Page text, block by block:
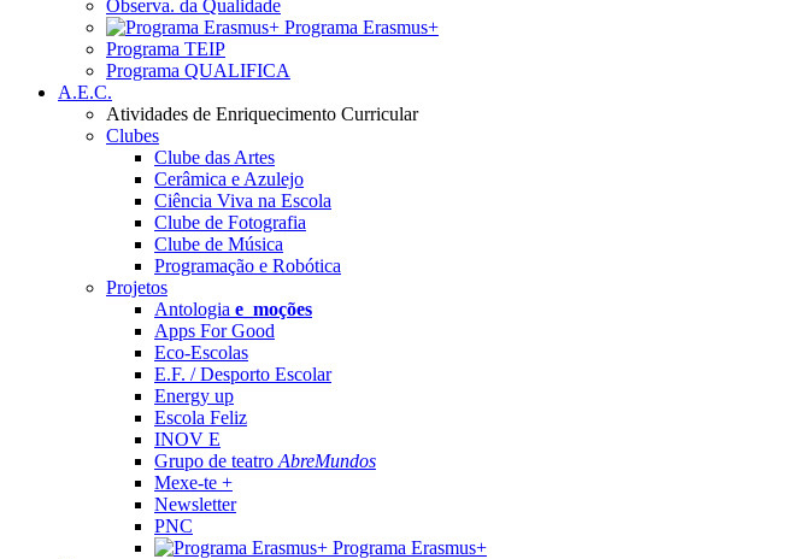
Observa. da Qualidade
Programa Erasmus+
Programa TEIP
Programa QUALIFICA
A.E.C.
Atividades de Enriquecimento Curricular
Clubes
Clube das Artes
Cerâmica e Azulejo
Ciência Viva na Escola
Clube de Fotografia
Clube de Música
Programação e Robótica
Projetos
Antologia e_moções
Apps For Good
Eco-Escolas
E.F. / Desporto Escolar
Energy up
Escola Feliz
INOV E
Grupo de teatro AbreMundos
Mexe-te +
Newsletter
PNC
Programa Erasmus+